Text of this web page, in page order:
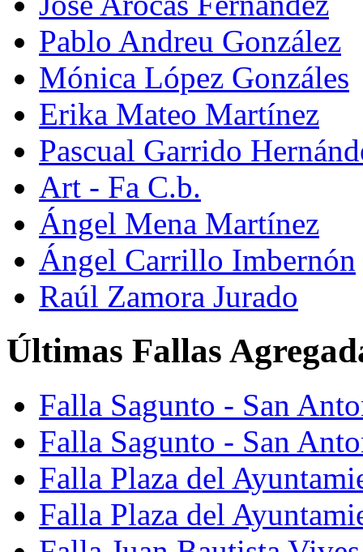
Pablo Andreu González
Mónica López Gonzáles
Erika Mateo Martínez
Pascual Garrido
Art - Fa C.b.
Ángel Mena Martínez
Ángel Carrillo Imbernón
Raúl Zamora Jurado
Últimas Fallas
Falla Sagunto - San
Falla Sagunto - San
Falla Plaza del
Falla Plaza del